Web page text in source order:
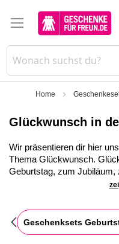
Home
Glückwunsch in
Wir präsentieren dir hier
Thema Glückwunsch.
Geburtstag, zum Jubiläum,
vielen weiteren Anlässen
Überreichen oder Versenden
Unsere
Geschenksets